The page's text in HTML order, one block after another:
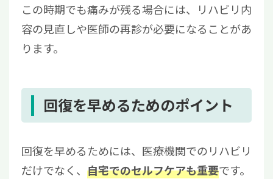
この時期でも痛みが残る場合には、リハビリ内
容の見直しや医師の再診が必要になることがあ
ります。
回復を早めるためのポイント
回復を早めるためには、医療機関でのリハビリ
だけでなく、 自宅でのセルフケアも重要です。